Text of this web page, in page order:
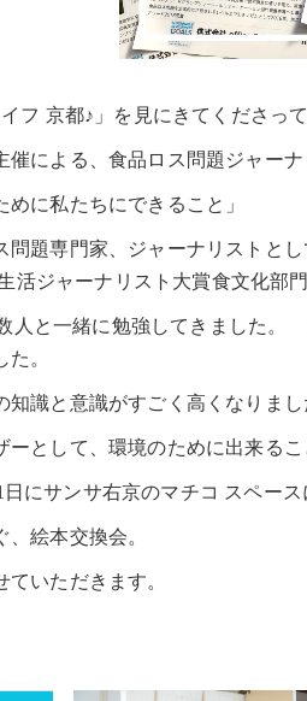
フ 京都♪」を見にきてくださっ
催による、食品ロス問題ジャー
めに私たちにできること」
問題専門家、ジャーナリストと
活ジャーナリスト大賞食文化部
人と一緒に勉強してきました
。
識と意識がすごく高くなりまし
として、環境のために出来るこ
日にサンサ右京のマチコ スペー
、絵本交換会。
ていただきます。